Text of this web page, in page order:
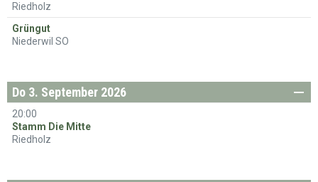
Riedholz
Grüngut
Niederwil SO
Do
nnerstag
3. September 2026
20:00
Stamm Die Mitte
Riedholz